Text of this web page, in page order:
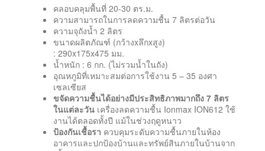
คลอบคลุมพื้นที่ 20-30 ตร.ม.
ความสามารถในการลดความชื้น 7 ลิตรต่อวัน
ความจุถังน้ำ 2 ลิตร
ขนาดผลิตภัณฑ์ (กว้างxลึกxสูง)
: 290x175x475 มม.
น้ำหนัก : 6 กก. (ไม่รวมน้ำในถัง)
อุณหภูมิที่เหมาะสมต่อการใช้งาน 5 – 35 องศา
เซลเซียส
ขจัดความชื้นได้อย่างมีประสิทธิภาพมากถึง 7 ลิตร
ในแต่ละวัน เครื่องลดความชื้น Ionmax ION612 ใช้
งานได้ตลอดทั้งปี แม้ในช่วงฤดูหนาว
ป้องกันเชื้อรา ควบคุมระดับความชื้นภายในห้อง
อาคารและปกป้องบ้านและทรัพย์สินภายในบ้านจาก